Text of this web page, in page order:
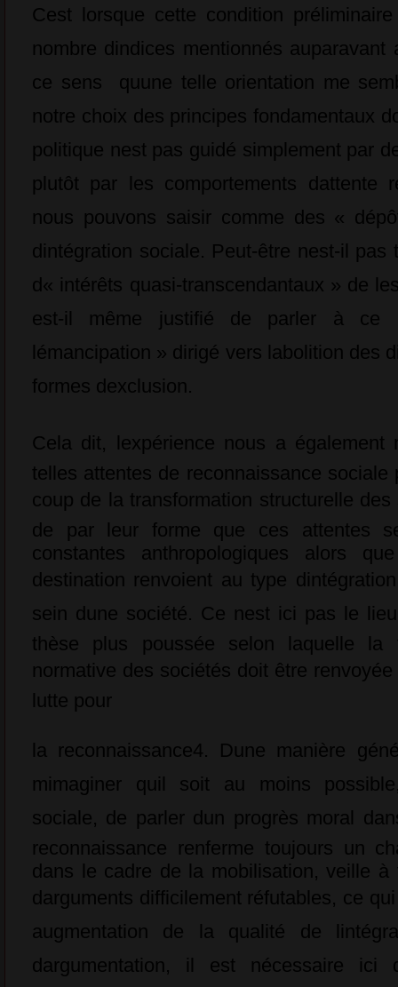
Cest lorsque cette condition
nombre dindices mentionnés
ce sens  quune telle orientation me
notre choix des principes fondamentaux
politique nest pas guidé simplement par
plutôt par les comportements dattente
nous pouvons saisir comme des «
dintégration sociale. Peut-être nest-il
d« intérêts quasi-transcendantaux » de
est-il même justifié de parler à ce
lémancipation » dirigé vers labolition
formes dexclusion.
Cela dit, lexpérience nous a
telles attentes de reconnaissance
coup de la transformation structurelle des
de par leur forme que ces attentes
constantes anthropologiques alors
destination renvoient au type
sein dune société. Ce nest ici pas le
thèse plus poussée selon laquelle la
normative des sociétés doit être renvoyée
lutte pour
la reconnaissance4. Dune manière
mimaginer quil soit au moins
sociale, de parler dun progrès moral
reconnaissance renferme toujours un
dans le cadre de la mobilisation, veille
darguments difficilement réfutables, ce
augmentation de la qualité de
dargumentation, il est nécessaire ici